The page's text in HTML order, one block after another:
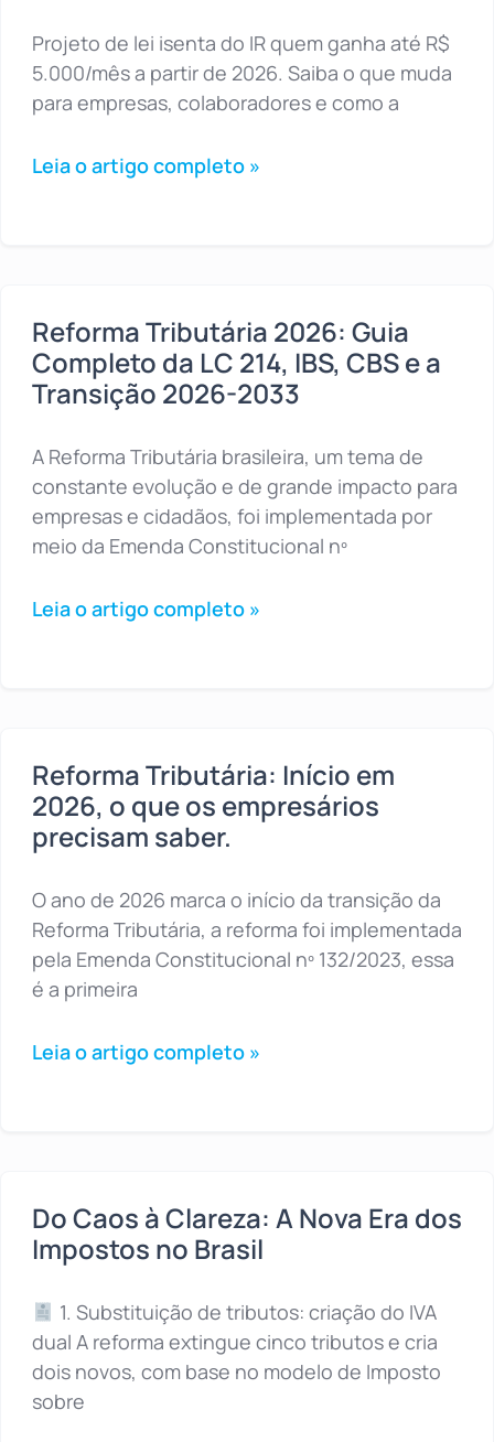
Projeto de lei isenta do IR quem ganha até R$
5.000/mês a partir de 2026. Saiba o que muda
para empresas, colaboradores e como a
Leia o artigo completo »
Reforma Tributária 2026: Guia
Completo da LC 214, IBS, CBS e a
Transição 2026-2033
A Reforma Tributária brasileira, um tema de
constante evolução e de grande impacto para
empresas e cidadãos, foi implementada por
meio da Emenda Constitucional nº
Leia o artigo completo »
Reforma Tributária: Início em
2026, o que os empresários
precisam saber.
O ano de 2026 marca o início da transição da
Reforma Tributária, a reforma foi implementada
pela Emenda Constitucional nº 132/2023, essa
é a primeira
Leia o artigo completo »
Do Caos à Clareza: A Nova Era dos
Impostos no Brasil
1. Substituição de tributos: criação do IVA
dual A reforma extingue cinco tributos e cria
dois novos, com base no modelo de Imposto
sobre